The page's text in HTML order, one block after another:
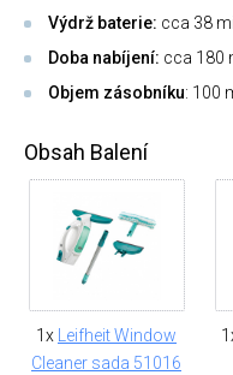
Výdrž baterie: cca 38
Doba nabíjení: cca 180
Objem zásobníku: 100
Obsah Balení
1x
Leifheit Window
Cleaner sada 51016